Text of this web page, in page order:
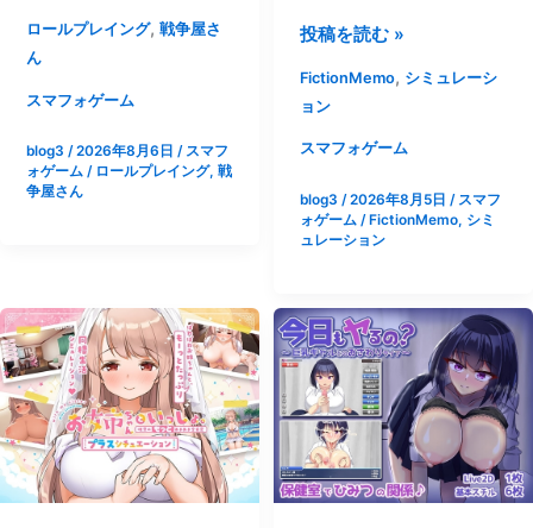
ホ
版】
NTR
士|
[戦
ロールプレイング, 戦争屋さ
ん
スマフォゲーム
blog3 /2026年8月6日 / スマフ
ォゲーム/ ロールプレイング, 戦
争屋さん
【Android
助
け
の
な
い
で|
[FictionMemo]
投稿を読む »
FictionMemo, シミュレーシ
ョン
スマフォゲーム
blog3 /2026年8月5日 / スマフ
ォゲーム/ FictionMemo, シミ
ュレーション